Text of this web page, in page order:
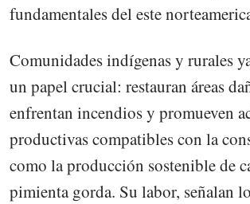
fundamentales del este
Comunidades indígenas y rurales
un papel crucial: restauran áreas
enfrentan incendios y promueven
productivas compatibles con la
como la producción sostenible de
pimienta gorda. Su labor, señalan